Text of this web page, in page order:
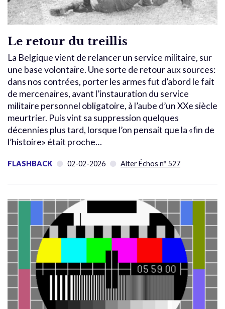
Le retour du treillis
La Belgique vient de relancer un service militaire, sur
une base volontaire. Une sorte de retour aux sources:
dans nos contrées, porter les armes fut d’abord le fait
de mercenaires, avant l’instauration du service
militaire personnel obligatoire, à l’aube d’un XXe siècle
meurtrier. Puis vint sa suppression quelques
décennies plus tard, lorsque l’on pensait que la «fin de
l’histoire» était proche…
FLASHBACK 02-02-2026 Alter Échos n° 527